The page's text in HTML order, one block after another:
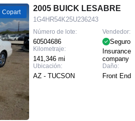
Copart 2005 BUICK LESABRE
1G4HR54K25U236243
Número de lote:
60504686
Kilometraje:
141,346 mi
Ubicación:
AZ - TUCSON
Vendedor:
Seguro
Insurance
company
Daño:
Front End